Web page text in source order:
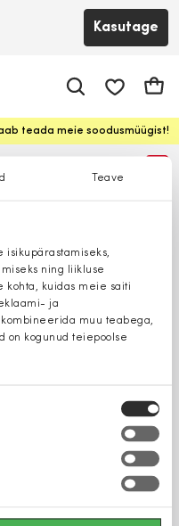
Teave
isikupärastamiseks,
ning liikluse
kohta, kuidas meie saiti
ja
muu teabega,
on kogunud teiepoolse
Kasutage
teada meie soodusmüügist!